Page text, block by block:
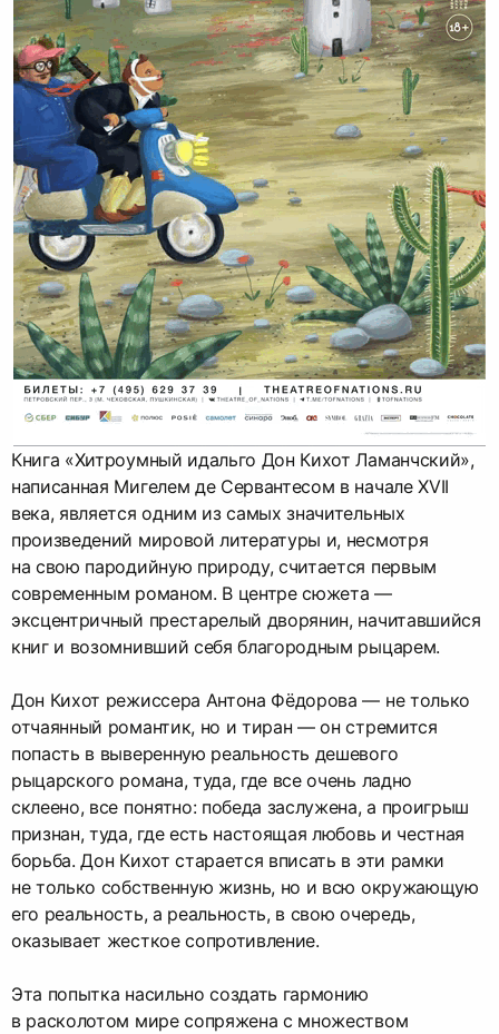
Книга «Хитроумный идальго Дон Кихот Ламанчский»,
написанная Мигелем де Сервантесом в начале XVII
века, является одним из самых значительных
произведений мировой литературы и, несмотря
на свою пародийную природу, считается первым
современным романом. В центре сюжета —
эксцентричный престарелый дворянин, начитавшийся
книг и возомнивший себя благородным рыцарем.
Дон Кихот режиссера Антона Фёдорова — не только
отчаянный романтик, но и тиран — он стремится
попасть в выверенную реальность дешевого
рыцарского романа, туда, где все очень ладно
склеено, все понятно: победа заслужена, а проигрыш
признан, туда, где есть настоящая любовь и честная
борьба. Дон Кихот старается вписать в эти рамки
не только собственную жизнь, но и всю окружающую
его реальность, а реальность, в свою очередь,
оказывает жесткое сопротивление.
Эта попытка насильно создать гармонию
в расколотом мире сопряжена с множеством